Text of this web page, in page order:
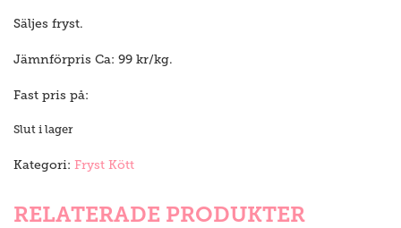
Säljes fryst.
Jämnförpris Ca: 99 kr/kg.
Fast pris på:
Slut i lager
Kategori: Fryst Kött
RELATERADE PRODUKTER